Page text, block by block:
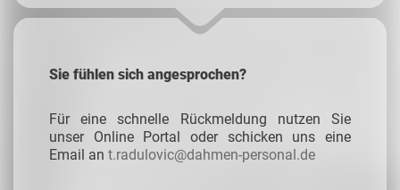
Sie fühlen sich angesprochen?
Für eine schnelle Rückmeldung nutzen Sie
unser Online Portal oder schicken uns eine
Email an t.radulovic@dahmen-personal.de